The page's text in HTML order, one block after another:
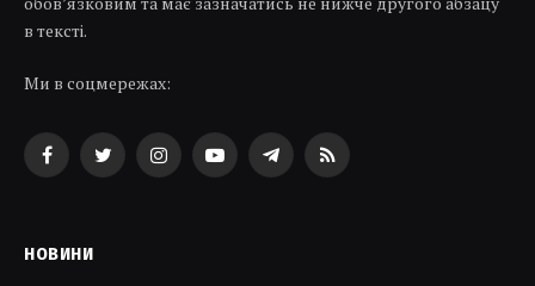
в тексті.
Ми в соцмережах:
FacebookTwitterInstagramYouTubeTelegramRSS
НОВИНИ